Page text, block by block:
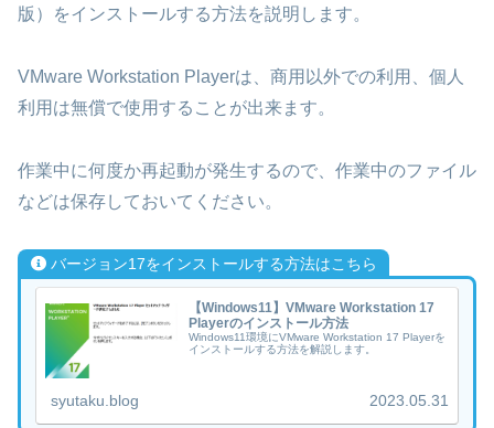
版）をインストールする方法を説明します。
VMware Workstation Playerは、商用以外での利用、個人
利用は無償で使用することが出来ます。
作業中に何度か再起動が発生するので、作業中のファイル
などは保存しておいてください。
バージョン17をインストールする方法はこちら
【Windows11】VMware Workstation 17
Playerのインストール方法
Windows11環境にVMware Workstation 17 Playerを
インストールする方法を解説します。
syutaku.blog 2023.05.31